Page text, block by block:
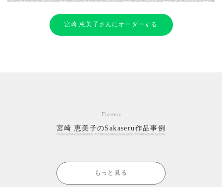
宮崎 恵美子さんにオーダーする
Flowers
宮崎 恵美子のSakaseru作品事例
もっと見る